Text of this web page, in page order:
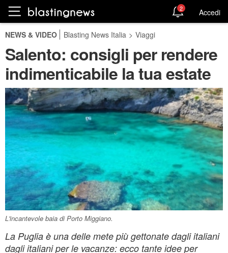
2 Accedi
NEWS & VIDEO Blasting News Italia > Viaggi
Salento: consigli per rendere
indimenticabile la tua estate
L'incantevole baia di Porto Miggiano.
La Puglia è una delle mete più gettonate dagli italiani
dagli italiani per le vacanze: ecco tante idee per